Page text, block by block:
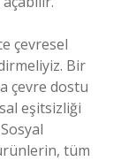
çevresel
Bir
çevre dostu
eşitsizliği
tüm